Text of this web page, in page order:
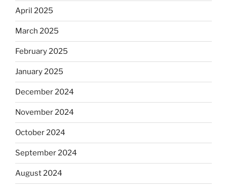
April 2025
March 2025
February 2025
January 2025
December 2024
November 2024
October 2024
September 2024
August 2024